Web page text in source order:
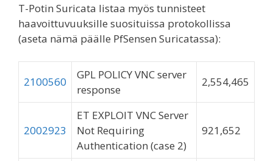
T-Potin Suricata listaa myös tunnisteet
haavoittuvuuksille suosituissa protokollissa
(aseta nämä päälle PfSensen Suricatassa):
2100560
GPL POLICY VNC server
response
2,554,465
2002923
ET EXPLOIT VNC Server
Not Requiring
Authentication (case 2)
921,652